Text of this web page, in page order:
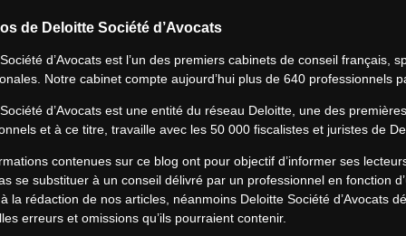
de Deloitte Société d’Avocats
d’Avocats est l’un des premiers cabinets de conseil français,
Notre cabinet compte aujourd’hui plus de 640 professionnels
d’Avocats est une entité du réseau Deloitte, une des
et à ce titre, travaille avec les 50 000 fiscalistes et juristes de
contenues sur ce blog ont pour objectif d’informer ses
se substituer à un conseil délivré par un professionnel en fonction
la rédaction de nos articles, néanmoins Deloitte Société d’Avocats
erreurs et omissions qu’ils pourraient contenir.​